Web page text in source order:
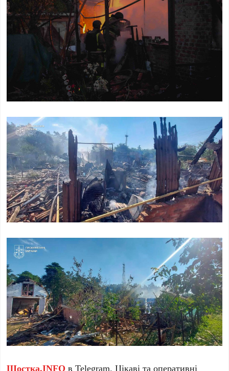
Шостка.INFO вTelegram. Цікаві та оперативні